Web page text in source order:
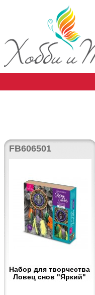
FB606501
Набор для творчества
Ловец снов "Яркий"